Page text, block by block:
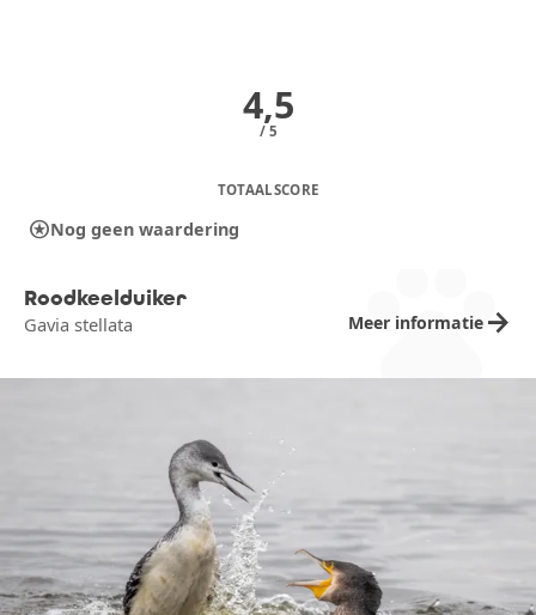
4,5
/ 5
TOTAALSCORE
starsNog geen waardering
pets
Roodkeelduiker
Gavia stellata Meer informatie arrow_forward